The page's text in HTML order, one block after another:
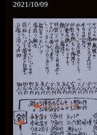
2021/10/09